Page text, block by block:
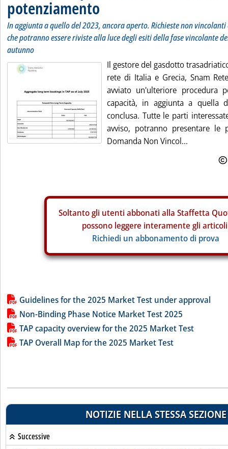
potenziamento
In aggiunta a quello del 2023, ancora aperto. Richieste non
che potranno essere riviste alla luce degli esiti della fase vincolante
autunno
Il gestore del gasdotto
rete di Italia e Grecia, Snam
avviato un'ulteriore procedura
capacità, in aggiunta a quella
conclusa. Tutte le parti
avviso, potranno presentare le
Domanda Non Vincol...
Soltanto gli utenti abbonati alla Staffetta
possono leggere interamente gli
Richiedi un abbonamento di prova
Lista allegati PDF alla notizia
Guidelines for the 2025 Market Test under approval
Non-Binding Phase Notice Market Test 2025
TAP capacity overview for the 2025 Market Test
TAP Overall Map for the 2025 Market Test
NOTIZIE NELLA STESSA SEZIONE
Successive